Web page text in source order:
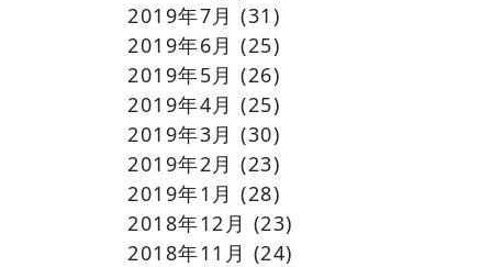
2019年7月 (31)
2019年6月 (25)
2019年5月 (26)
2019年4月 (25)
2019年3月 (30)
2019年2月 (23)
2019年1月 (28)
2018年12月 (23)
2018年11月 (24)